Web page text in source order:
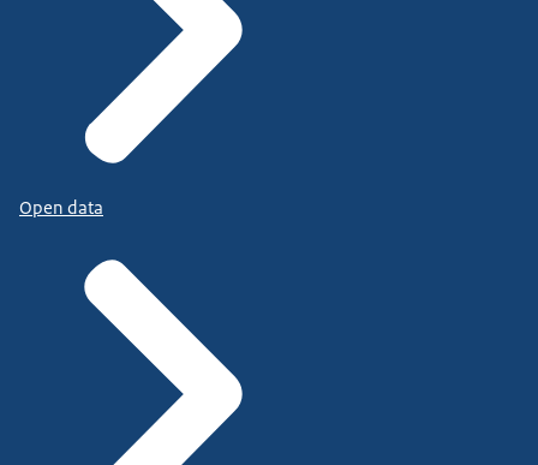
Open data